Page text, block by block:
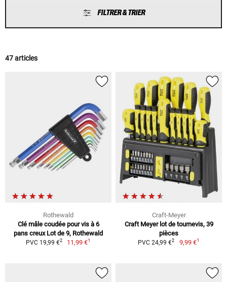
FILTRER & TRIER
47 articles
Rothewald
Clé mâle coudée pour vis à 6
pans creux Lot de 9, Rothewald
PVC 19,99 €2 11,99 €1
Craft-Meyer
Craft Meyer lot de tournevis, 39
pièces
PVC 24,99 €2 9,99 €1